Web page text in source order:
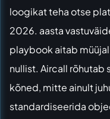
loogikat teha otse
2026. aasta
playbook aitab
nullist. Aircall rõhutab
kõned, mitte ainult
standardiseerida